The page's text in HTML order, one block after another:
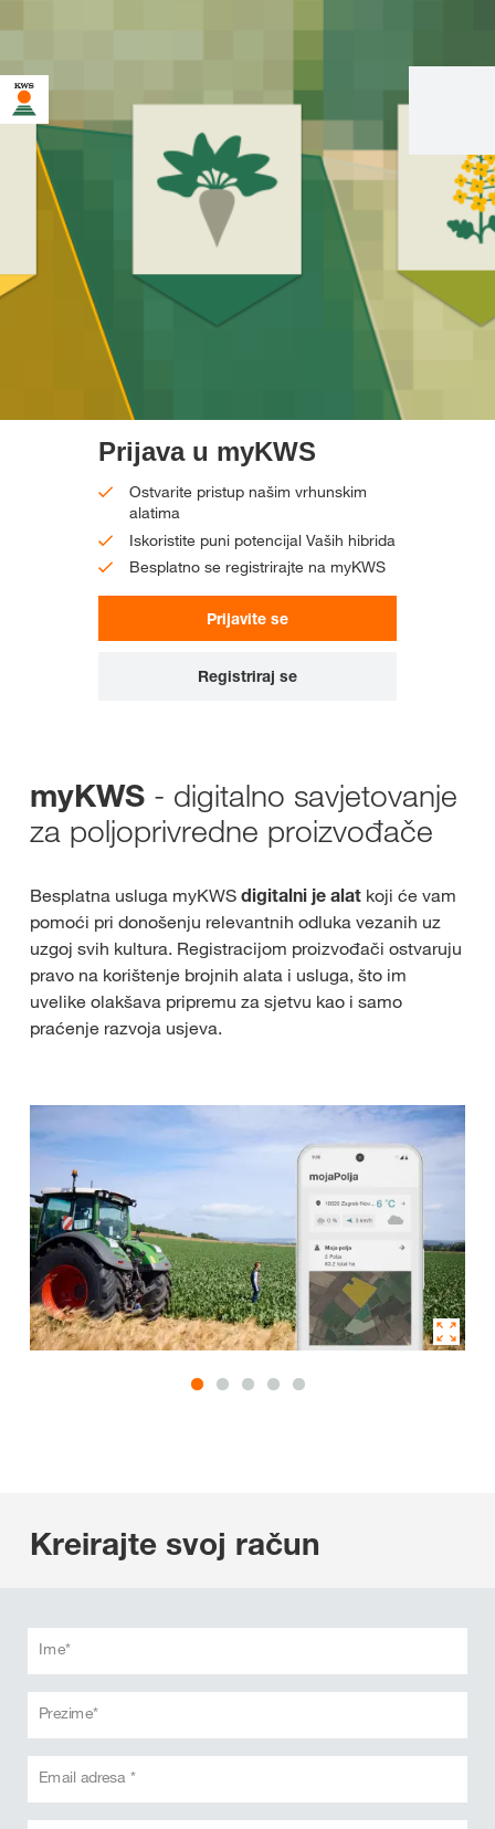
Prijava u myKWS
Ostvarite pristup našim vrhunskim
alatima
Iskoristite puni potencijal Vaših hibrida
Besplatno se registrirajte na myKWS
Prijavite se
Registriraj se
myKWS - digitalno savjetovanje
za poljoprivredne proizvođače
Besplatna usluga myKWS digitalni je alat koji će vam
pomoći pri donošenju relevantnih odluka vezanih uz
uzgoj svih kultura. Registracijom proizvođači ostvaruju
pravo na korištenje brojnih alata i usluga, što im
uvelike olakšava pripremu za sjetvu kao i samo
praćenje razvoja usjeva.
Kreirajte svoj račun
Ime*
Prezime*
Email adresa *